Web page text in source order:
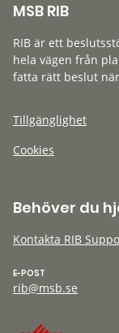
MSB RIB
RIB är ett
hela vägen från
fatta rätt beslut
Tillgänglighet
Cookies
Behöver du
Kontakta RIB
E-POST
rib@msb.se